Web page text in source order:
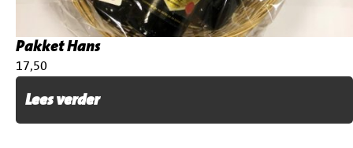
Pakket Hans
€
17,50
Lees verder